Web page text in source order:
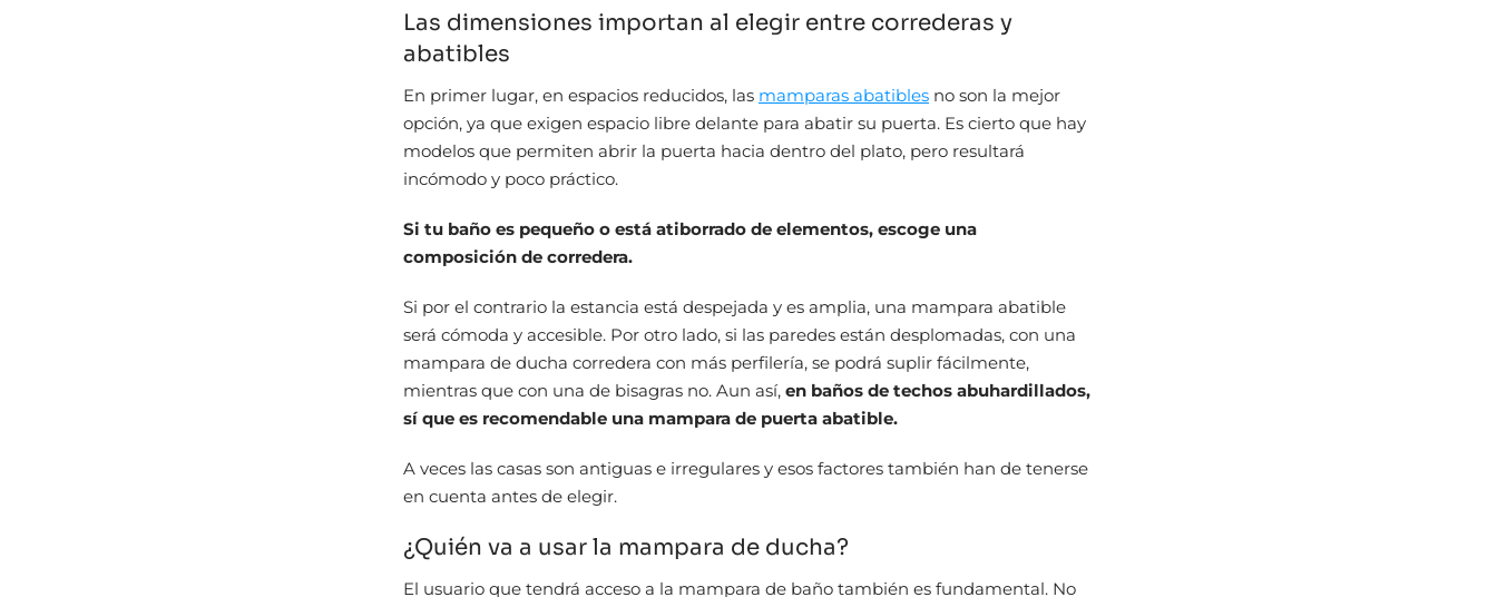
Las dimensiones importan al elegir entre correderas y
abatibles
En primer lugar, en espacios reducidos, las mamparas abatibles no son la mejor
opción, ya que exigen espacio libre delante para abatir su puerta. Es cierto que hay
modelos que permiten abrir la puerta hacia dentro del plato, pero resultará
incómodo y poco práctico.
Si tu baño es pequeño o está atiborrado de elementos, escoge una
composición de corredera.
Si por el contrario la estancia está despejada y es amplia, una mampara abatible
será cómoda y accesible. Por otro lado, si las paredes están desplomadas, con una
mampara de ducha corredera con más perfilería, se podrá suplir fácilmente,
mientras que con una de bisagras no. Aun así, en baños de techos abuhardillados,
sí que es recomendable una mampara de puerta abatible.
A veces las casas son antiguas e irregulares y esos factores también han de tenerse
en cuenta antes de elegir.
¿Quién va a usar la mampara de ducha?
El usuario que tendrá acceso a la mampara de baño también es fundamental. No